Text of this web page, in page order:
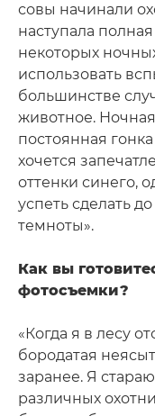
совы начинали
наступала
некоторых
использовать
большинстве
животное.
постоянная
хочется
оттенки синего,
успеть сделать
темноты».
Как вы
фотосъемки?
«Когда я в лесу
бородатая
заранее. Я
различных